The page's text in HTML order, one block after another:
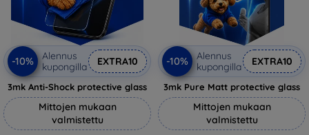
-10%
Alennus
kupongilla
EXTRA10
3mk Anti-Shock protective glass
Mittojen mukaan
valmistettu
-10%
Alennus
kupongilla
EXTRA10
3mk Pure Matt protective glass
Mittojen mukaan
valmistettu